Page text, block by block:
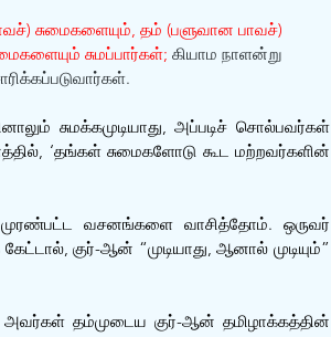
சுமைகளையும், தம் (பளுவான பாவச்)
சுமப்பார்கள்; கியாம நாளன்று
சுமக்கமுடியாது, அப்படிச் சொல்பவர்கள்
‘தங்கள் சுமைகளோடு கூட மற்றவர்களின்
முரண்பட்ட வசனங்களை வாசித்தோம். ஒருவர்
குர்-ஆன் “முடியாது, ஆனால் முடியும்”
அவர்கள் தம்முடைய குர்-ஆன் தமிழாக்கத்தின்